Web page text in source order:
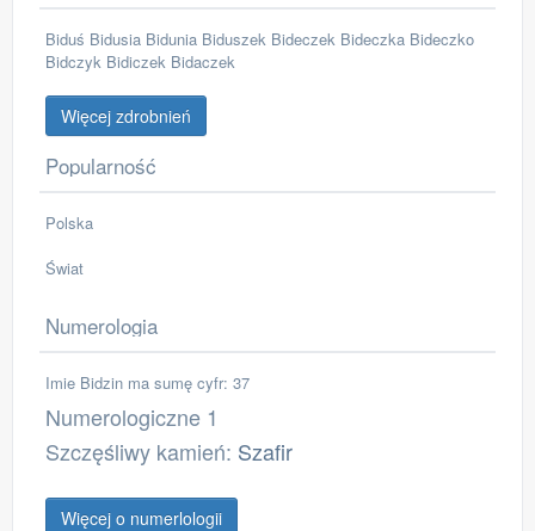
Biduś Bidusia Bidunia Biduszek Bideczek Bideczka Bideczko
Bidczyk Bidiczek Bidaczek
Więcej zdrobnień
Popularność
Polska
Świat
Numerologia
Imie Bidzin ma sumę cyfr: 37
Numerologiczne 1
Szczęśliwy kamień: Szafir
Więcej o numerlologii